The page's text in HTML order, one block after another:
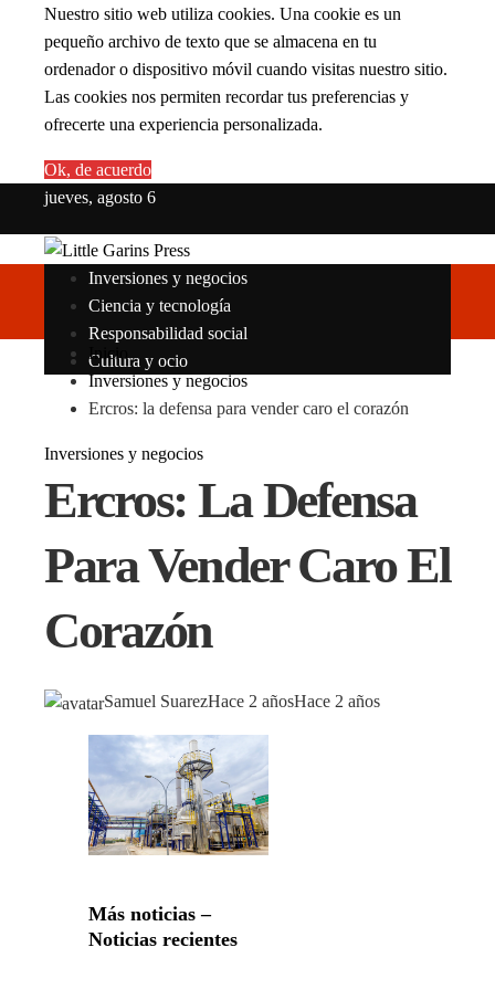
Nuestro sitio web utiliza cookies. Una cookie es un
pequeño archivo de texto que se almacena en tu
ordenador o dispositivo móvil cuando visitas nuestro sitio.
Las cookies nos permiten recordar tus preferencias y
ofrecerte una experiencia personalizada.
Ok, de acuerdo
jueves, agosto 6
Inversiones y negocios
Ciencia y tecnología
Responsabilidad social
Cultura y ocio
Inicio
Inversiones y negocios
Ercros: la defensa para vender caro el corazón
Inversiones y negocios
Ercros: La Defensa
Para Vender Caro El
Corazón
Samuel SuarezHace 2 añosHace 2 años
Más noticias –
Noticias recientes